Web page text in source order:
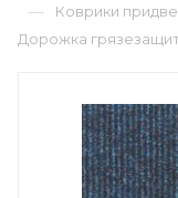
— Коврики
Дорожка